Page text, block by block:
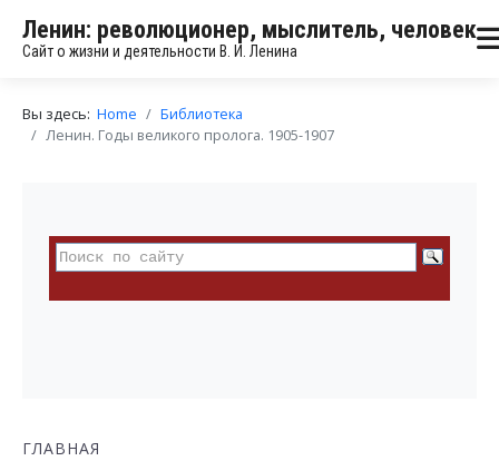
Ленин: революционер, мыслитель, человек
Сайт о жизни и деятельности В. И. Ленина
Вы здесь: Home
Библиотека
Ленин. Годы великого пролога. 1905-1907
ГЛАВНАЯ